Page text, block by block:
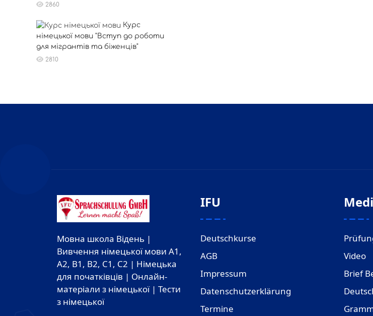
2860
Курс
німецької мови "Вступ до роботи
для мігрантів та біженців"
2810
Мовна школа Відень |
Вивчення німецької мови A1,
A2, B1, B2, C1, C2 | Німецька
для початківців | Онлайн-
матеріали з німецької | Тести
з німецької
IFU
Deutschkurse
AGB
Impressum
Datenschutzerklärung
Termine
Video
Brief